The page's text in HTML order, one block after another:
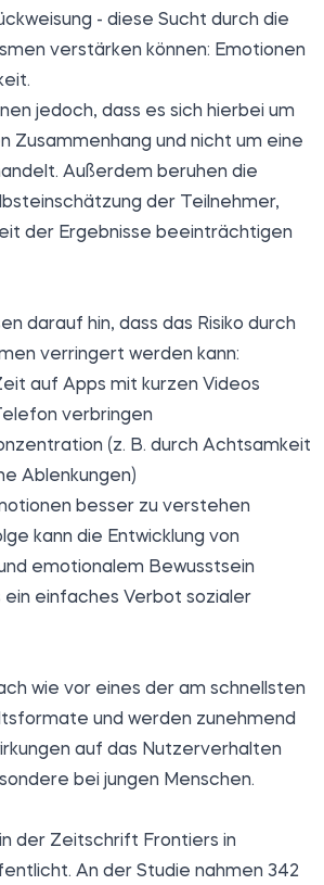
- diese Sucht durch die
verstärken können: Emotionen
jedoch, dass es sich hierbei um
Zusammenhang und nicht um eine
Außerdem beruhen die
der Teilnehmer,
der Ergebnisse beeinträchtigen
darauf hin, dass das Risiko durch
verringert werden kann:
auf Apps mit kurzen Videos
verbringen
(z. B. durch Achtsamkeit
Ablenkungen)
besser zu verstehen
kann die Entwicklung von
emotionalem Bewusstsein
einfaches Verbot sozialer
wie vor eines der am schnellsten
und werden zunehmend
auf das Nutzerverhalten
bei jungen Menschen.
der Zeitschrift Frontiers in
. An der Studie nahmen 342